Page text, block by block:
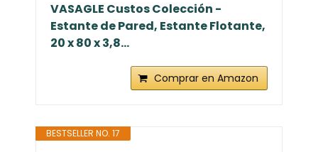
VASAGLE Custos Colección -
Estante de Pared, Estante Flotante,
20 x 80 x 3,8...
Comprar en Amazon
BESTSELLER NO. 17